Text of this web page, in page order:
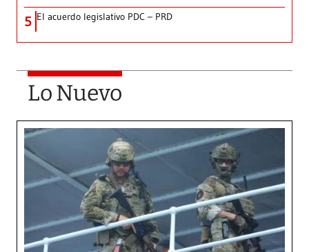
5 El acuerdo legislativo PDC – PRD
Lo Nuevo